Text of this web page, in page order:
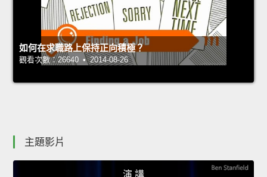
如何在求職路上保持正向積極？
觀看次數：26640 • 2014-08-26
主題影片
演 講